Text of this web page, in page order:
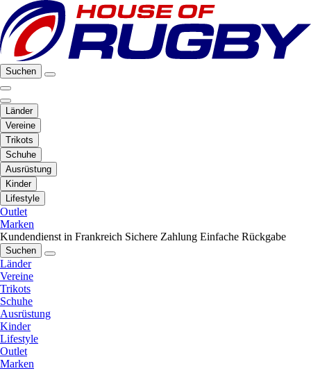
Suchen
Länder
Vereine
Trikots
Schuhe
Ausrüstung
Kinder
Lifestyle
Outlet
Marken
Kundendienst in Frankreich Sichere Zahlung Einfache Rückgabe
Suchen
Länder
Vereine
Trikots
Schuhe
Ausrüstung
Kinder
Lifestyle
Outlet
Marken